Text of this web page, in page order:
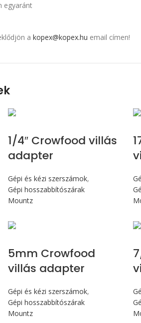
egyaránt
a kopex@kopex.hu email címen!
1/4″ Crowfood villás
adapter
Gépi és kézi szerszámok,
Gépi hosszabbítószárak
Mountz
5mm Crowfood
villás adapter
Gépi és kézi szerszámok,
Gépi hosszabbítószárak
Mountz